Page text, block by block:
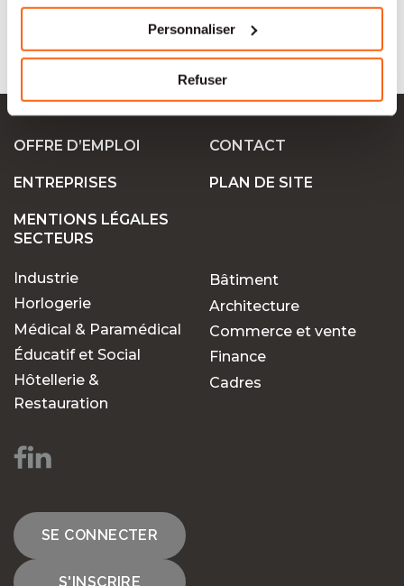
Personnaliser
Refuser
LANGUE
Ok Job SA
OFFRE D’EMPLOI
ENTREPRISES
MENTIONS LÉGALES
CONTACT
PLAN DE SITE
SECTEURS
Industrie
Horlogerie
Médical & Paramédical
Éducatif et Social
Hôtellerie &
Restauration
Bâtiment
Architecture
Commerce et vente
Finance
Cadres
SE CONNECTER
S'INSCRIRE